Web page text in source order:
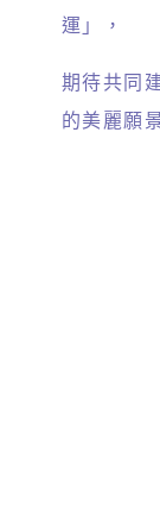
運」，
期待共同
的美麗願